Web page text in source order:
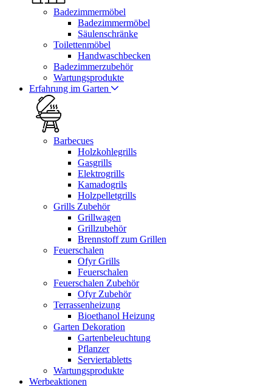
Badezimmermöbel
Badezimmermöbel
Säulenschränke
Toilettenmöbel
Handwaschbecken
Badezimmerzubehör
Wartungsprodukte
Erfahrung im Garten
Barbecues
Holzkohlegrills
Gasgrills
Elektrogrills
Kamadogrils
Holzpelletgrills
Grills Zubehör
Grillwagen
Grillzubehör
Brennstoff zum Grillen
Feuerschalen
Ofyr Grills
Feuerschalen
Feuerschalen Zubehör
Ofyr Zubehör
Terrassenheizung
Bioethanol Heizung
Garten Dekoration
Gartenbeleuchtung
Pflanzer
Serviertabletts
Wartungsprodukte
Werbeaktionen